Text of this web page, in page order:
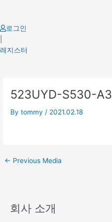
content
로그인
레지스터
523UYD-S530-A3
Bytommy / 2021.02.18
navigation
← Previous Media
회사 소개